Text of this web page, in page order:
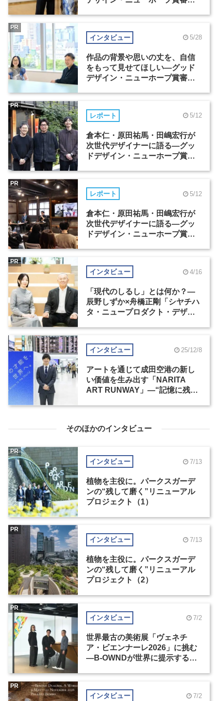
インタビュー 5/28
作品の背景や思いの丈を、自信
をもって見せてほしい―グッド
デザイン・ニューホープ賞審査
PR
レポート 5/12
倉本仁・原田祐馬・田嶋宏行が
次世代デザイナーに語る―グッ
ドデザイン・ニューホープ賞セ
PR
レポート 5/12
倉本仁・原田祐馬・田嶋宏行が
次世代デザイナーに語る―グッ
ドデザイン・ニューホープ賞セ
PR
インタビュー 4/16
「現代のしるし」とは何か？―
辰野しずか×舟橋正剛「シヤチハ
タ・ニュープロダクト・デザイ
PR
インタビュー 25/12/8
アートを通じて成田空港の新し
い価値を生み出す「NARITA
ART RUNWAY」―“記憶に残る
そのほかのインタビュー
インタビュー 7/13
植物を主役に。パークスガーデ
ンの“残して磨く”リニューアル
プロジェクト（1）
PR
インタビュー 7/13
植物を主役に。パークスガーデ
ンの“残して磨く”リニューアル
プロジェクト（2）
PR
インタビュー 7/2
世界最古の美術展「ヴェネチ
ア・ビエンナーレ2026」に挑む
―B-OWNDが世界に提示する美
PR
インタビュー 7/2
PR